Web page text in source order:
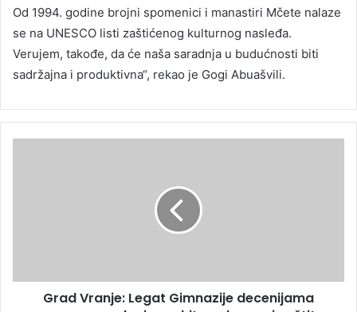
Od 1994. godine brojni spomenici i manastiri Mčete nalaze
se na UNESCO listi zaštićenog kulturnog nasleđa.
Verujem, takođe, da će naša saradnja u budućnosti biti
sadržajna i produktivna“, rekao je Gogi Abuašvili.
Grad Vranje: Legat Gimnazije decenijama